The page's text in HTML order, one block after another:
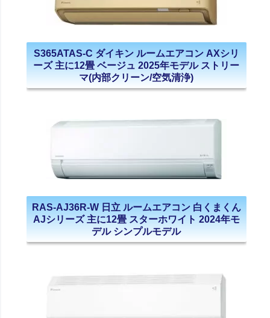
S365ATAS-C ダイキン ルームエアコン AXシリ
ーズ 主に12畳 ベージュ 2025年モデル ストリー
マ(内部クリーン/空気清浄)
RAS-AJ36R-W 日立 ルームエアコン 白くまくん
AJシリーズ 主に12畳 スターホワイト 2024年モ
デル シンプルモデル